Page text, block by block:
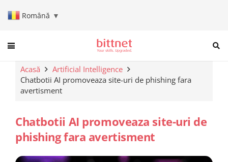
Română ▼
When autocomplete results
Acasă
Artificial Intelligence
Chatbotii AI promoveaza site-uri de phishing fara
avertisment
Chatbotii AI promoveaza site-uri de
phishing fara avertisment